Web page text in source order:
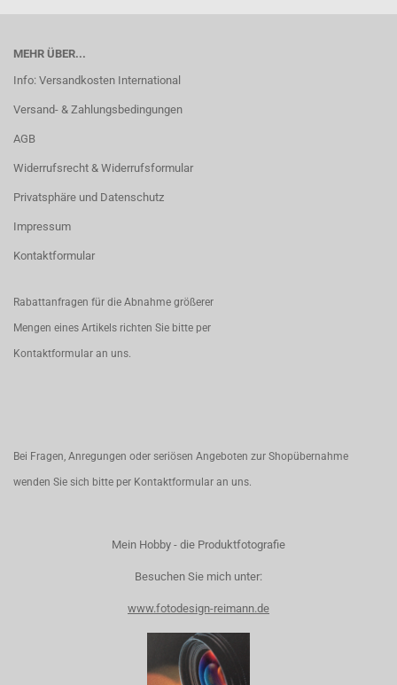
MEHR ÜBER...
Info: Versandkosten International
Versand- & Zahlungsbedingungen
AGB
Widerrufsrecht & Widerrufsformular
Privatsphäre und Datenschutz
Impressum
Kontaktformular
Rabattanfragen für die Abnahme größerer
Mengen eines Artikels richten Sie bitte per
Kontaktformular an uns.
Bei Fragen, Anregungen oder seriösen Angeboten zur Shopübernahme
wenden Sie sich bitte per Kontaktformular an uns.
Mein Hobby - die Produktfotografie
Besuchen Sie mich unter:
www.fotodesign-reimann.de